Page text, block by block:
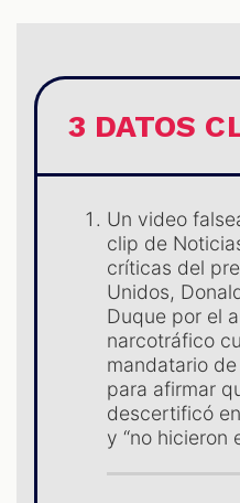
3 DATOS
Un video
clip de
críticas del
Unidos,
Duque por el
narcotráfico
mandatario
para afirmar
descertificó
y “no hicieron